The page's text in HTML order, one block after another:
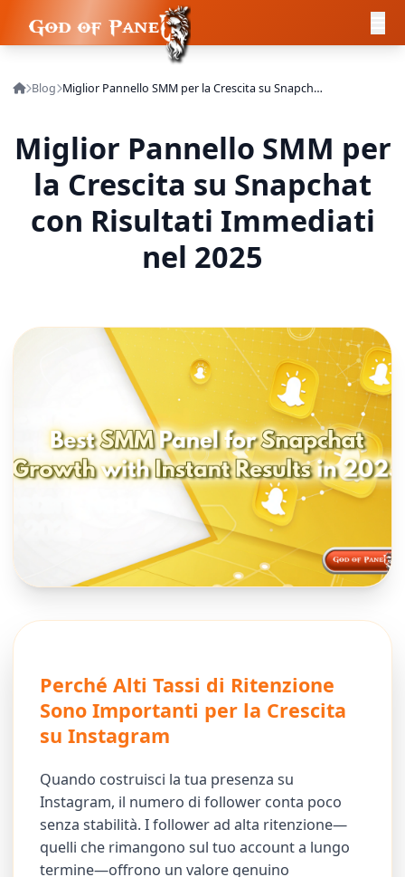
Blog Miglior Pannello SMM per la Crescita su Snapchat con Risultati Immediati nel 2025
Miglior Pannello SMM per
la Crescita su Snapchat
con Risultati Immediati
nel 2025
Perché Alti Tassi di Ritenzione
Sono Importanti per la Crescita
su Instagram
Quando costruisci la tua presenza su
Instagram, il numero di follower conta poco
senza stabilità. I follower ad alta ritenzione—
quelli che rimangono sul tuo account a lungo
termine—offrono un valore genuino